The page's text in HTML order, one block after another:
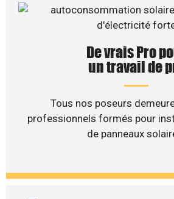
De vrais Pro
un travail de
Tous nos poseurs
professionnels formés pour
de panneaux